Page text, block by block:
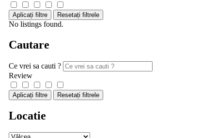
Aplicați filtre Resetați filtrele
No listings found.
Cautare
Ce vrei sa cauti ?
Review
Aplicați filtre Resetați filtrele
Locatie